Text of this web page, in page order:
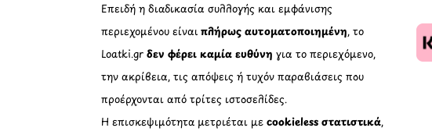
Επειδή η διαδικασία συλλογής και εμφάνισης
περιεχομένου είναιπλήρως αυτοματοποιημένη, το
Loatki.grδεν φέρει καμία ευθύνη για το περιεχόμενο,
την ακρίβεια, τις απόψεις ή τυχόν παραβιάσεις που
προέρχονται από τρίτες ιστοσελίδες.
Η επισκεψιμότητα μετριέται μεcookieless στατιστικά,